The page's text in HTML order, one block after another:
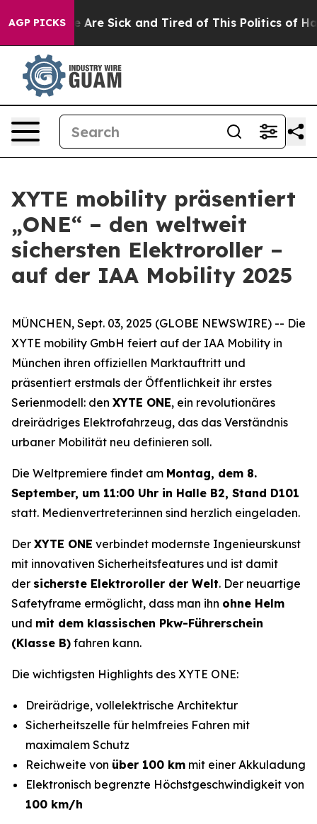
AGP PICKS
“People Are Sick and Tired of This Politics of
XYTE mobility präsentiert
„ONE“ – den weltweit
sichersten Elektroroller –
auf der IAA Mobility 2025
MÜNCHEN, Sept. 03, 2025 (GLOBE NEWSWIRE) -- Die
XYTE mobility GmbH feiert auf der IAA Mobility in
München ihren offiziellen Marktauftritt und
präsentiert erstmals der Öffentlichkeit ihr erstes
Serienmodell: den XYTE ONE, ein revolutionäres
dreirädriges Elektrofahrzeug, das das Verständnis
urbaner Mobilität neu definieren soll.
Die Weltpremiere findet am Montag, dem 8.
September, um 11:00 Uhr in Halle B2, Stand D101
statt. Medienvertreter:innen sind herzlich eingeladen.
Der XYTE ONE verbindet modernste Ingenieurskunst
mit innovativen Sicherheitsfeatures und ist damit
der sicherste Elektroroller der Welt. Der neuartige
Safetyframe ermöglicht, dass man ihn ohne Helm
und mit dem klassischen Pkw-Führerschein
(Klasse B) fahren kann.
Die wichtigsten Highlights des XYTE ONE:
Dreirädrige, vollelektrische Architektur
Sicherheitszelle für helmfreies Fahren mit
maximalem Schutz
Reichweite von über 100 km mit einer Akkuladung
Elektronisch begrenzte Höchstgeschwindigkeit von
100 km/h